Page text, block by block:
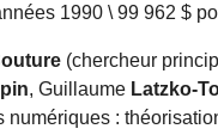
1990 \ 99 962 $
(chercheur
, Guillaume Latzko-
numériques :